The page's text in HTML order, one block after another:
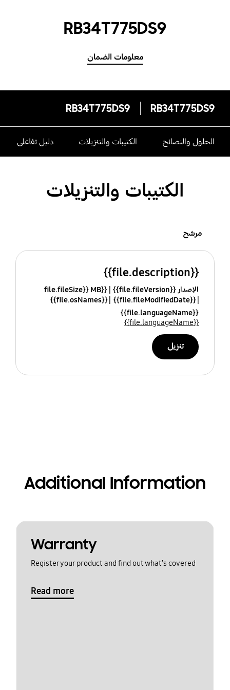
RB34T775DS9
معلومات الضمان
RB34T775DS9
RB34T775DS9
الحلول والنصائح الكتيبات والتنزيلات دليل تفاعلى
الكتيبات والتنزيلات
مرشح
{{file.description}}
الإصدار {{file.fileVersion}}
{{file.fileSize}} MB
{{file.fileModifiedDate}}
{{file.osNames}}
{{file.languageName}}
{{file.languageName}}
تنزيل
Additional Information
Warranty
Register your product and find out what's covered
Read more